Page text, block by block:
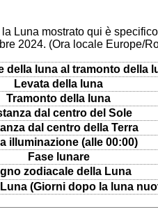
Luna mostrato qui è
2024. (Ora locale Europe/
della luna al tramonto della
Levata della luna
Tramonto della luna
dal centro del Sole
dal centro della Terra
illuminazione (alle 00:00)
Fase lunare
zodiacale della Luna
(Giorni dopo la luna